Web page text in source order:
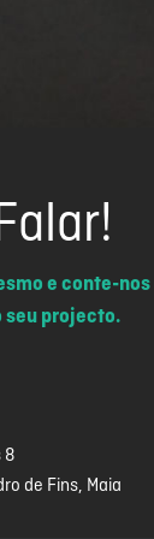
e conte-
seu projecto.
8
de Fins, Maia